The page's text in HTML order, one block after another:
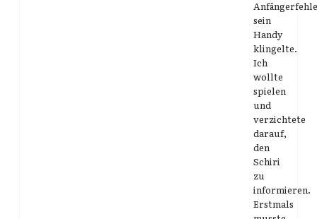
sein
Handy
klingelte.
Ich
wollte
spielen
und
verzichtete
darauf,
den
Schiri
zu
informieren.
Erstmals